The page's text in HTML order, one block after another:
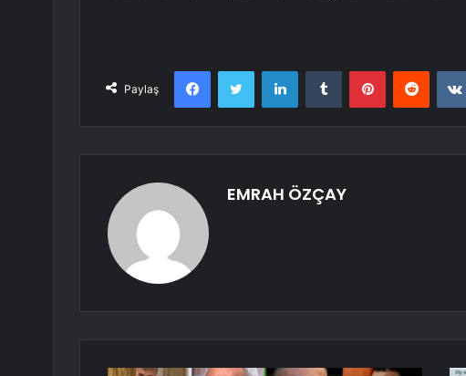
Paylaş
FacebookTwitter LinkedInTumblr PinterestReddit
EMRAH ÖZÇAY